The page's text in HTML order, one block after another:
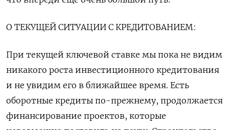
О ТЕКУЩЕЙ СИТУАЦИИ С КРЕДИТОВАНИЕМ:
При текущей ключевой ставке мы пока не видим
никакого роста инвестиционного кредитования
и не увидим его в ближайшее время. Есть
оборотные кредиты по-прежнему, продолжается
финансирование проектов, которые